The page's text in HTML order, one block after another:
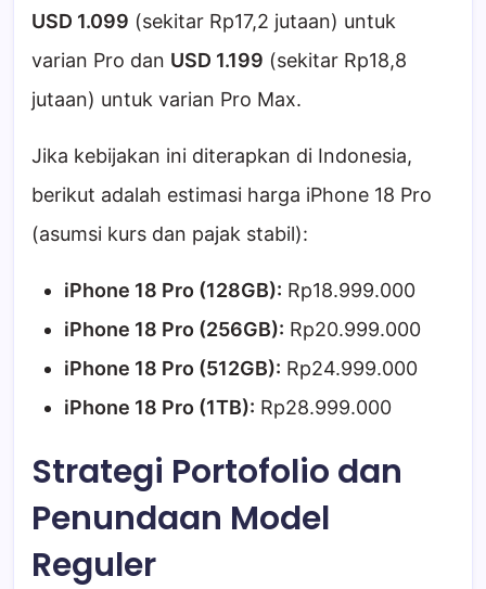
USD 1.099 (sekitar Rp17,2 jutaan) untuk
varian Pro dan USD 1.199 (sekitar Rp18,8
jutaan) untuk varian Pro Max.
Jika kebijakan ini diterapkan di Indonesia,
berikut adalah estimasi harga iPhone 18 Pro
(asumsi kurs dan pajak stabil):
iPhone 18 Pro (128GB): Rp18.999.000
iPhone 18 Pro (256GB): Rp20.999.000
iPhone 18 Pro (512GB): Rp24.999.000
iPhone 18 Pro (1TB): Rp28.999.000
Strategi Portofolio dan
Penundaan Model
Reguler